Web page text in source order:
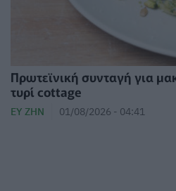
Πρωτεϊνική συνταγή για
τυρί cottage
ΕΥ ΖΗΝ 01/08/2026 - 04:41